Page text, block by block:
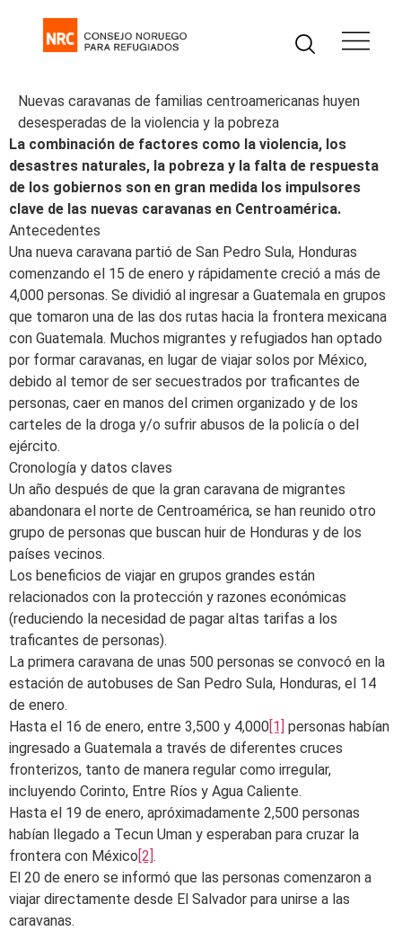
Nuevas caravanas de familias centroamericanas huyen
desesperadas de la violencia y la pobreza
La combinación de factores como la violencia, los
desastres naturales, la pobreza y la falta de respuesta
de los gobiernos son en gran medida los impulsores
clave de las nuevas caravanas en Centroamérica.
Antecedentes
Una nueva caravana partió de San Pedro Sula, Honduras
comenzando el 15 de enero y rápidamente creció a más de
4,000 personas. Se dividió al ingresar a Guatemala en grupos
que tomaron una de las dos rutas hacia la frontera mexicana
con Guatemala. Muchos migrantes y refugiados han optado
por formar caravanas, en lugar de viajar solos por México,
debido al temor de ser secuestrados por traficantes de
personas, caer en manos del crimen organizado y de los
carteles de la droga y/o sufrir abusos de la policía o del
ejército.
Cronología y datos claves
Un año después de que la gran caravana de migrantes
abandonara el norte de Centroamérica, se han reunido otro
grupo de personas que buscan huir de Honduras y de los
países vecinos.
Los beneficios de viajar en grupos grandes están
relacionados con la protección y razones económicas
(reduciendo la necesidad de pagar altas tarifas a los
traficantes de personas).
La primera caravana de unas 500 personas se convocó en la
estación de autobuses de San Pedro Sula, Honduras, el 14
de enero.
Hasta el 16 de enero, entre 3,500 y 4,000[1] personas habían
ingresado a Guatemala a través de diferentes cruces
fronterizos, tanto de manera regular como irregular,
incluyendo Corinto, Entre Ríos y Agua Caliente.
Hasta el 19 de enero, apróximadamente 2,500 personas
habían llegado a Tecun Uman y esperaban para cruzar la
frontera con México[2].
El 20 de enero se informó que las personas comenzaron a
viajar directamente desde El Salvador para unirse a las
caravanas.